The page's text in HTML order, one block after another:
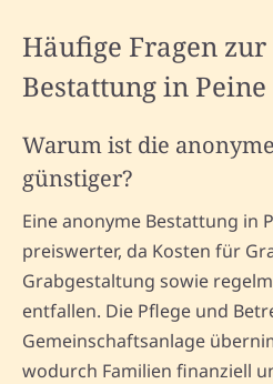
Häufige Fragen
Bestattung in Peine
Warum ist die
günstiger?
Eine anonyme Bestattung in
preiswerter, da Kosten für
Grabgestaltung sowie
entfallen. Die Pflege und
Gemeinschaftsanlage
wodurch Familien finanziell